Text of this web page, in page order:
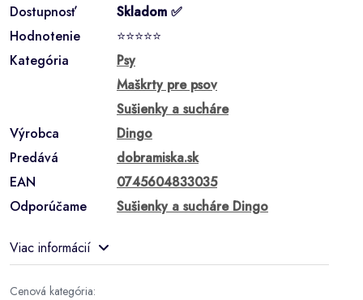
Dostupnosť
Skladom ✅
Hodnotenie
⭐⭐⭐⭐⭐
Kategória
Psy
Maškrty pre psov
Sušienky a sucháre
Výrobca
Dingo
Predává
dobramiska.sk
EAN
0745604833035
Odporúčame
Sušienky a sucháre Dingo
Viac informácií
Cenová kategória: